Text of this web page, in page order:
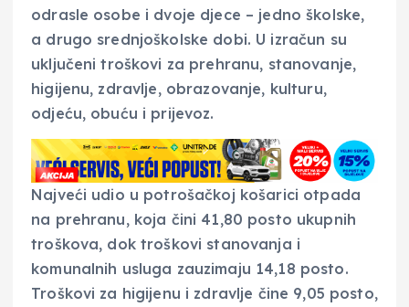
odrasle osobe i dvoje djece – jedno školske,
a drugo srednjoškolske dobi. U izračun su
uključeni troškovi za prehranu, stanovanje,
higijenu, zdravlje, obrazovanje, kulturu,
odjeću, obuću i prijevoz.
Najveći udio u potrošačkoj košarici otpada
na prehranu, koja čini 41,80 posto ukupnih
troškova, dok troškovi stanovanja i
komunalnih usluga zauzimaju 14,18 posto.
Troškovi za higijenu i zdravlje čine 9,05 posto,